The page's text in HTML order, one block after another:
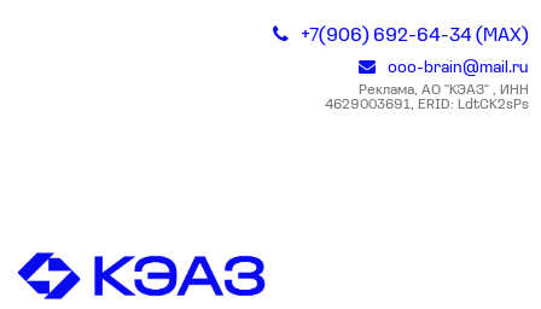
+7(906) 692-64-34 (MAX)
ooo-brain@mail.ru
Реклама, АО "КЭАЗ" , ИНН
4629003691, ERID: LdtCK2sPs